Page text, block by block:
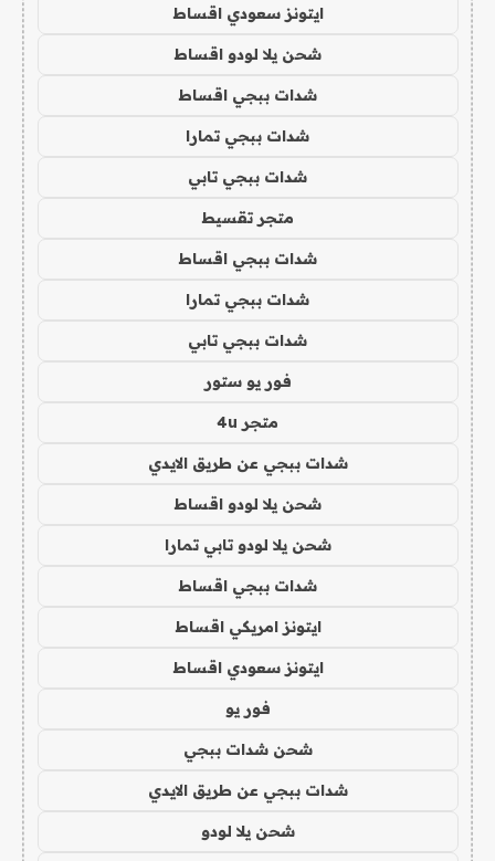
ايتونز سعودي اقساط
شحن يلا لودو اقساط
شدات ببجي اقساط
شدات ببجي تمارا
شدات ببجي تابي
متجر تقسيط
شدات ببجي اقساط
شدات ببجي تمارا
شدات ببجي تابي
فور يو ستور
متجر 4u
شدات ببجي عن طريق الايدي
شحن يلا لودو اقساط
شحن يلا لودو تابي تمارا
شدات ببجي اقساط
ايتونز امريكي اقساط
ايتونز سعودي اقساط
فور يو
شحن شدات ببجي
شدات ببجي عن طريق الايدي
شحن يلا لودو